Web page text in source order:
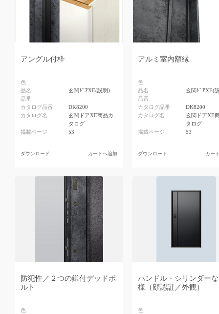
アングル付枠
色
品名
玄関ﾄﾞｱXE(説明)
品番
カタログ品番
DK8200
カタログ名
玄関ドアXE商品カ
タログ
掲載ページ
53
ダウンロード カートへ追加
アルミ室内額縁
色
品名
玄関ﾄﾞｱXE(
品番
カタログ品番
DK8200
カタログ名
玄関ドアXE
タログ
掲載ページ
53
ダウンロード カー
防犯性／２つの鎌付デッドボ
ルト
色
ハンドル・シリンダー
様（顔認証／外観）
色